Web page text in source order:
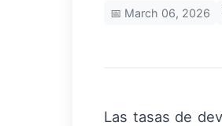
📅 March 06, 2026
Las tasas de